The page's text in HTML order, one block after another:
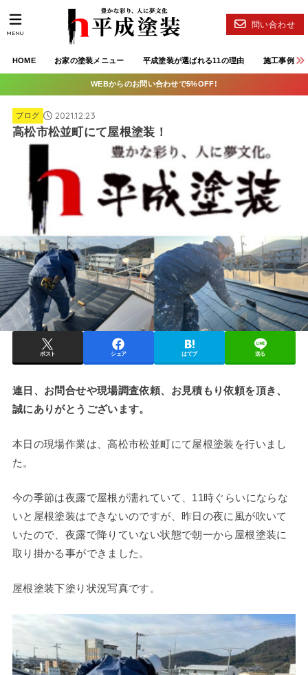
HOME お家の塗装メニュー 平成塗装が選ばれる11の理由 施工事例
問い合わせ
MENU
WEBからのお問い合わせで5%OFF!
ブログ 2021.12.23
高松市松並町にて屋根塗装！
ポスト シェア はてブ 送る
連日、お問合せや現場調査依頼、お見積もり依頼を頂き、
誠にありがとうございます。
本日の現場作業は、高松市松並町にて屋根塗装を行いまし
た。
今の季節は夜露で屋根が濡れていて、11時ぐらいにならな
いと屋根塗装はできないのですが、昨日の夜に風が吹いて
いたので、夜露で降りていない状態で朝一から屋根塗装に
取り掛かる事ができました。
屋根塗装下塗り状況写真です。